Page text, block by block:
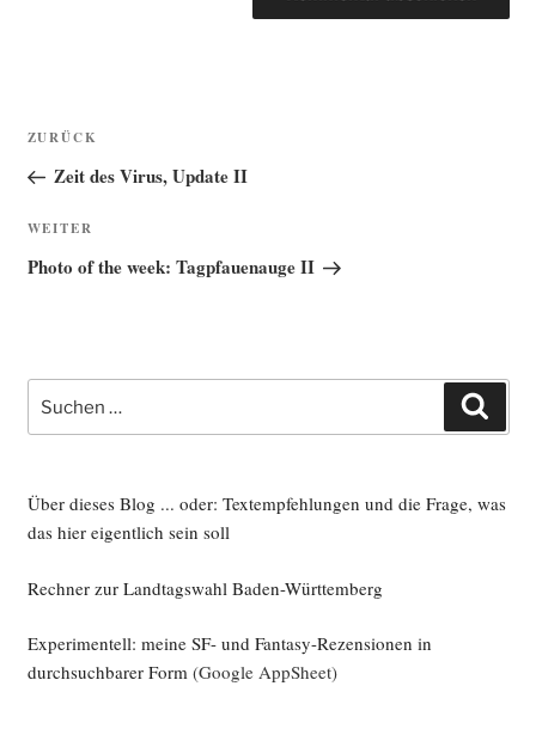
Beitragsnavigation
Vorheriger
Beitrag
ZURÜCK
Zeit des Virus, Update II
Nächster
Beitrag
WEITER
Photo of the week: Tagpfauenauge II
nach:
Über dieses Blog ... oder: Textempfehlungen und die Frage, was
das hier eigentlich sein soll
Rechner zur Landtagswahl Baden-Württemberg
Experimentell: meine SF- und Fantasy-Rezensionen in
durchsuchbarer Form(Google AppSheet)